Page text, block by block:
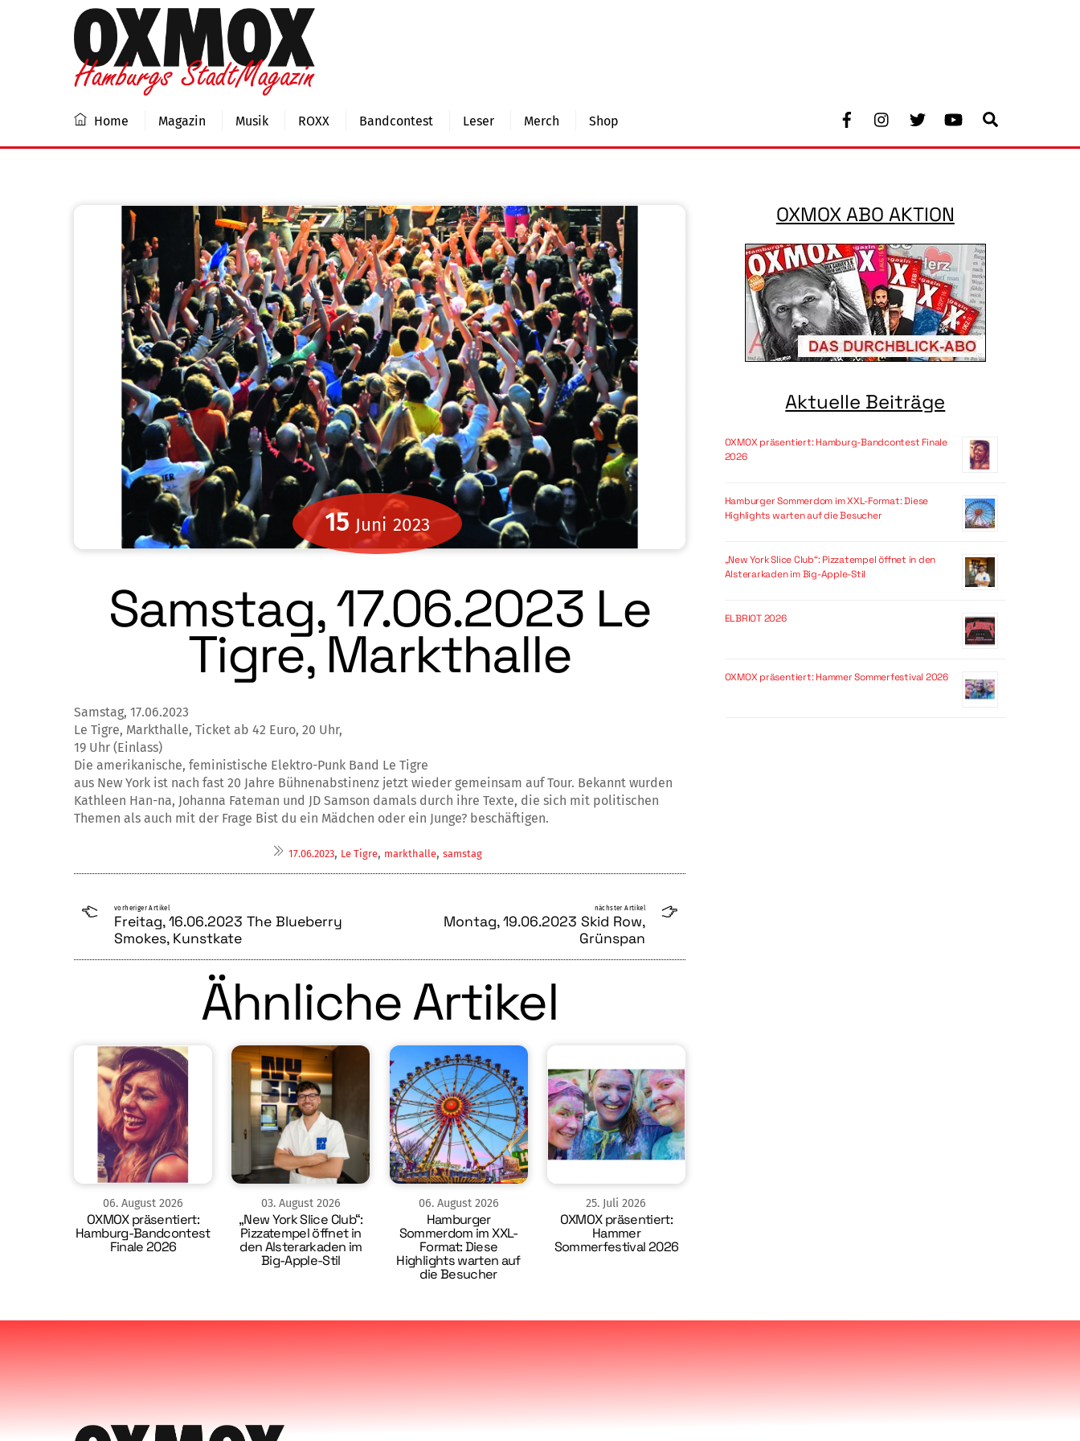
Facebook Youtube
Home Magazin Musik ROXX Bandcontest Leser Merch Shop
15 Juni 2023
Samstag, 17.06.2023 Le
Tigre, Markthalle
Samstag, 17.06.2023
Le Tigre, Markthalle, Ticket ab 42 Euro, 20 Uhr,
19 Uhr (Einlass)
Die amerikanische, feministische Elektro-Punk Band Le Tigre
aus New York ist nach fast 20 Jahre Bühnenabstinenz jetzt wieder gemeinsam auf Tour. Bekannt wurden
Kathleen Han-na, Johanna Fateman und JD Samson damals durch ihre Texte, die sich mit politischen
Themen als auch mit der Frage Bist du ein Mädchen oder ein Junge? beschäftigen.
17.06.2023, Le Tigre, markthalle, samstag
vorheriger Artikel
Freitag, 16.06.2023 The Blueberry
Smokes, Kunstkate
nächster Artikel
Montag, 19.06.2023 Skid Row,
Grünspan
Ähnliche Artikel
06. August 2026
OXMOX präsentiert:
Hamburg-Bandcontest
Finale 2026
03. August 2026
„New York Slice Club“:
Pizzatempel öffnet in
den Alsterarkaden im
Big-Apple-Stil
06. August 2026
Hamburger
Sommerdom im XXL-
Format: Diese
Highlights warten auf
die Besucher
25. Juli 2026
OXMOX präsentiert:
Hammer
Sommerfestival 2026
OXMOX ABO AKTION
Aktuelle Beiträge
OXMOX präsentiert: Hamburg-Bandcontest Finale
2026
Hamburger Sommerdom im XXL-Format: Diese
Highlights warten auf die Besucher
„New York Slice Club“: Pizzatempel öffnet in den
Alsterarkaden im Big-Apple-Stil
ELBRIOT 2026
OXMOX präsentiert: Hammer Sommerfestival 2026